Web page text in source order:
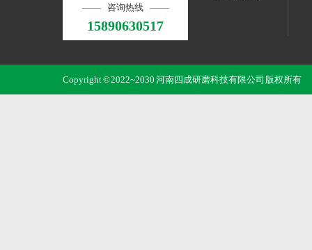
咨询热线
15890630517
Copyright © 2022~2030 河南四成研磨科技有限公司 版权所